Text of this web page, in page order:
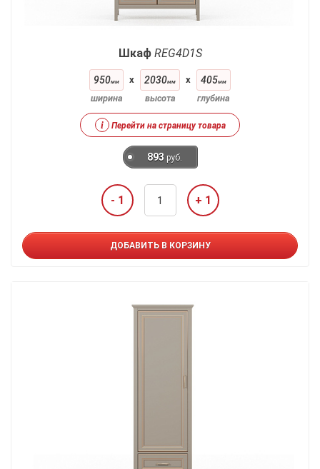
Шкаф REG4D1S
950мм
ширина
x 2030мм
высота
x 405мм
глубина
i Перейти на страницу товара
893 руб.
- 1 + 1
ДОБАВИТЬ В КОРЗИНУ